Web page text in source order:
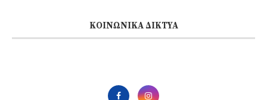
ΚΟΙΝΩΝΙΚΆ ΔΊΚΤΥΑ